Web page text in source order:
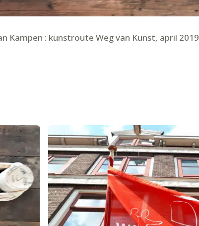
Kampen : kunstroute Weg van Kunst, april 2019